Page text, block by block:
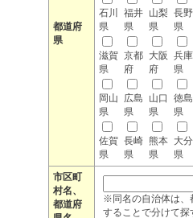
都道府
県
石川
県
福井
県
山梨
県
長野
県
滋賀
県
京都
府
大阪
府
兵庫
県
岡山
県
広島
県
山口
県
徳島
県
佐賀
県
長崎
県
熊本
県
大分
県
市区町
村名、
都道府
※同名の自治体は、
することで分けて探